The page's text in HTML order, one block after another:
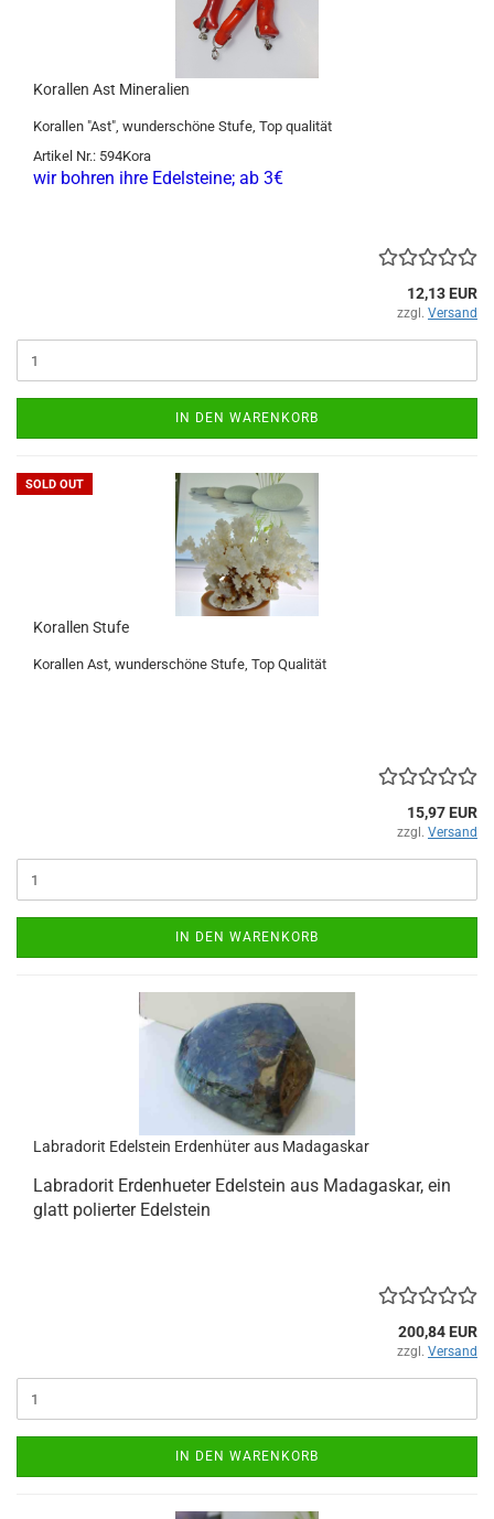
Korallen Ast Mineralien
Korallen "Ast", wunderschöne Stufe, Top qualität
Artikel Nr.: 594Kora
wir bohren ihre Edelsteine; ab 3€
12,13 EUR
zzgl. Versand
IN DEN WARENKORB
SOLD OUT
Korallen Stufe
Korallen Ast, wunderschöne Stufe, Top Qualität
15,97 EUR
zzgl. Versand
IN DEN WARENKORB
Labradorit Edelstein Erdenhüter aus Madagaskar
Labradorit Erdenhueter Edelstein aus Madagaskar, ein
glatt polierter Edelstein
200,84 EUR
zzgl. Versand
IN DEN WARENKORB